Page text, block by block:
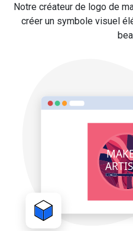
Notre créateur de logo de
créer un symbole visuel